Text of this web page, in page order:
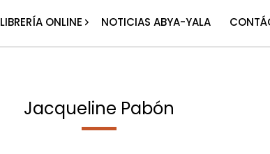
LIBRERÍA ONLINE NOTICIAS ABYA-YALA
Jacqueline Pabón